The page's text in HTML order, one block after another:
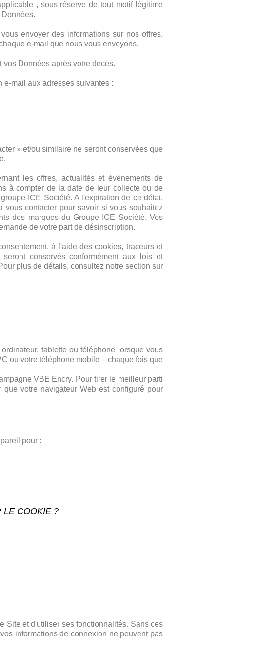
, sous réserve de tout motif légitime
envoyer des informations sur nos offres,
e-mail que nous vous envoyons.
Données après votre décès.
e-mail aux adresses suivantes :
» et/ou similaire ne seront conservées que
les offres, actualités et événements de
à compter de la date de leur collecte ou de
ICE Société. A l'expiration de ce délai,
vous contacter pour savoir si vous souhaitez
des marques du Groupe ICE Société. Vos
de votre part de désinscription.
à l'aide des cookies, traceurs et
conservés conformément aux lois et
plus de détails, consultez notre section sur
tablette ou téléphone lorsque vous
ou votre téléphone mobile – chaque fois que
VBE Encry. Pour tirer le meilleur parti
votre navigateur Web est configuré pour
pour :
LE COOKIE ?
Site et d'utiliser ses fonctionnalités. Sans ces
informations de connexion ne peuvent pas